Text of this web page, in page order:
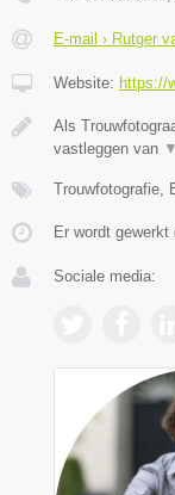
E-mail › Rutger
Website: https://
Als
vastleggen van ▼
Trouwfotografie,
Er wordt gewerkt
Sociale media: